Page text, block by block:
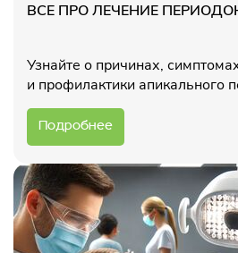
ВСЕ ПРО ЛЕЧЕНИЕ
Узнайте о причинах,
и профилактики апикального
Подробнее